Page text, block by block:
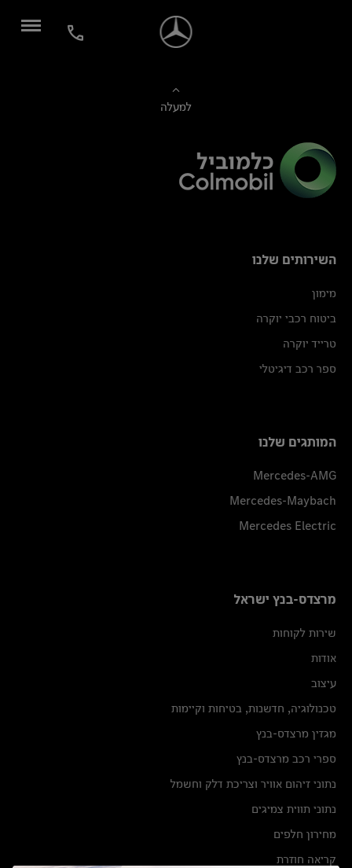
למעלה
השירותים שלנו
מימון
ביטוח רכבי יוקרה
טרייד יוקרה
ספר רכב דיגיטלי
המותגים שלנו
Mercedes-AMG
Mercedes-Maybach
Mercedes Electric
מרצדס-בנץ ישראל
שירות לקוחות
אודות
עיצוב
טכנולוגיה, חדשנות, בטיחות וקיימות
מגזין מרצדס-בנץ
ספרי רכב מרצדס-בנץ
נתוני זיהום אוויר וצריכת דלק וחשמל
נתוני תווית צמיגים
מחירון חלפים
קריאה חוזרת